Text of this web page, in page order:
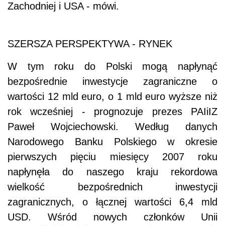
Zachodniej i USA - mówi.
SZERSZA PERSPEKTYWA - RYNEK
W tym roku do Polski mogą napłynąć
bezpośrednie inwestycje zagraniczne o
wartości 12 mld euro, o 1 mld euro wyższe niż
rok wcześniej - prognozuje prezes PAIiIZ
Paweł Wojciechowski. Według danych
Narodowego Banku Polskiego w okresie
pierwszych pięciu miesięcy 2007 roku
napłynęła do naszego kraju rekordowa
wielkość bezpośrednich inwestycji
zagranicznych, o łącznej wartości 6,4 mld
USD. Wśród nowych członków Unii